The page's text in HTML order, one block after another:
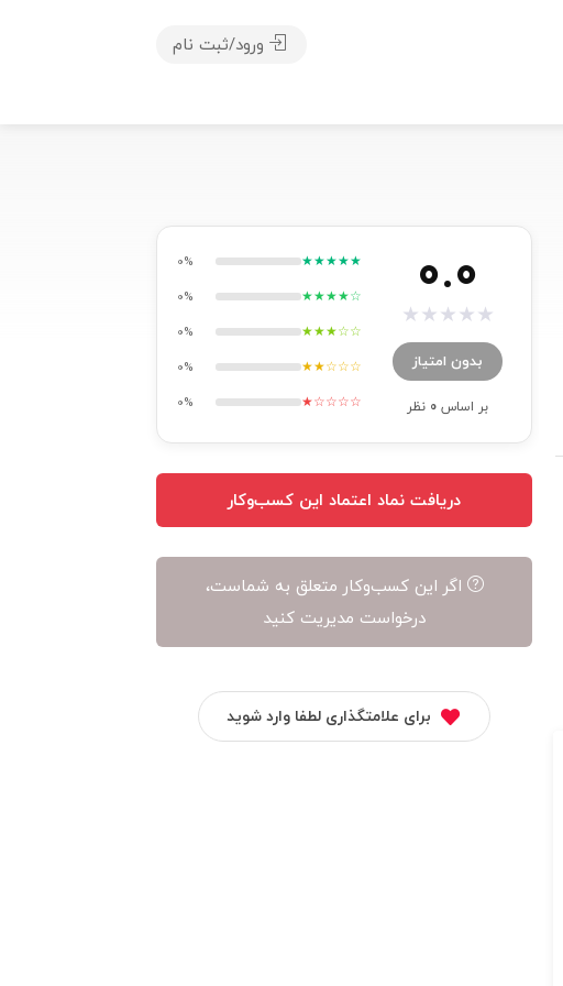
ورود/ثبت نام
0.0
★
★
★
★
★
بدون امتیاز
بر اساس0 نظر
★★★★★
0%
★★★★☆
0%
★★★☆☆
0%
★★☆☆☆
0%
★☆☆☆☆
0%
دریافت نماد اعتماد این کسب‌وکار
اگر این کسب‌وکار متعلق به شماست،
درخواست مدیریت کنید
برای علامتگذاری لطفا وارد شوید